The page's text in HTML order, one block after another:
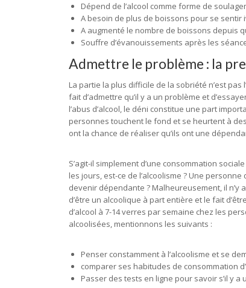
Dépend de l’alcool comme forme de
A besoin de plus de boissons pour se sentir
A augmenté le nombre de boissons depuis
Souffre d’évanouissements après les
Admettre le problème : la
La partie la plus difficile de la sobriété n’est
fait d’admettre qu’il y a un problème et
l’abus d’alcool, le déni constitue une part
personnes touchent le fond et se heurtent à
ont la chance de réaliser qu’ils ont une
S’agit-il simplement d’une consommation
les jours, est-ce de l’alcoolisme ? Une
devenir dépendante ? Malheureusement, il
d’être un alcoolique à part entière et le fait
d’alcool à 7-14 verres par semaine chez les
alcoolisées, mentionnons les suivants :
Penser constamment à l’alcoolisme et se
comparer ses habitudes de consommation
Passer des tests en ligne pour savoir s’il y a